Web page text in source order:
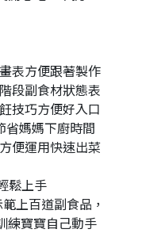
表方便跟著製作
段副食材狀態表
技巧方便好入口
省媽媽下廚時間
便運用快速出菜
鬆上手
上百道副食品，
練寶寶自己動手